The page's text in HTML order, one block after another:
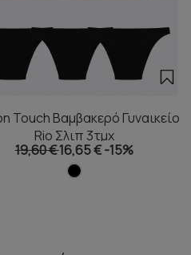
Touch Βαμβακερό Γυναικείο
Rio Σλιπ 3τμχ
19,60 €16,65 €-15%